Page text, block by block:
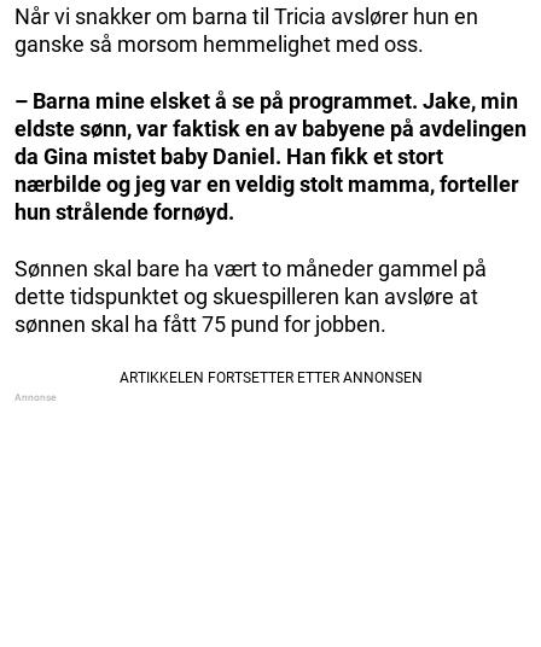
Når vi snakker om barna til Tricia avslører hun en
ganske så morsom hemmelighet med oss.
– Barna mine elsket å se på programmet. Jake, min
eldste sønn, var faktisk en av babyene på avdelingen
da Gina mistet baby Daniel. Han fikk et stort
nærbilde og jeg var en veldig stolt mamma, forteller
hun strålende fornøyd.
Sønnen skal bare ha vært to måneder gammel på
dette tidspunktet og skuespilleren kan avsløre at
sønnen skal ha fått 75 pund for jobben.